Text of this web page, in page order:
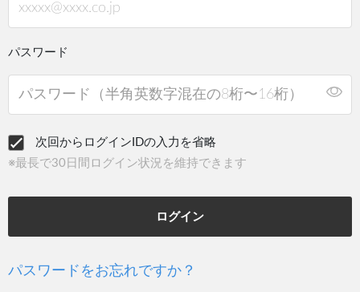
パスワード
次回からログインIDの入力を省略
※最長で30日間ログイン状況を維持できます
ログイン
パスワードをお忘れですか？